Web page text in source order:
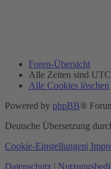
Foren-Übersicht
Alle Zeiten sind
Alle Cookies löschen
Powered by phpBB®
Deutsche Übersetzung
Cookie-Einstellungen|
Datenschutz |